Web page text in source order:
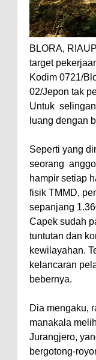
BLORA,
target
Kodim 0721/
02/Jepon tak
Untuk
luang dengan
Seperti yang
seorang
hampir setiap
fisik TMMD,
sepanjang
Capek sudah
tuntutan dan
kewilayahan.
kelancaran
bebernya.
Dia mengaku,
manakala
Jurangjero,
bergotong-